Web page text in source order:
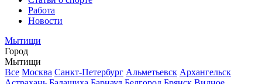
Работа
Новости
Мытищи
Город
Мытищи
Все Москва Санкт-Петербург Альметьевск Архангельск